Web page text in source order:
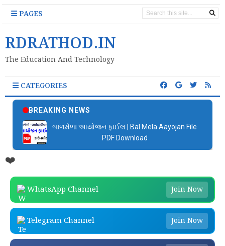
PAGES
RDRATHOD.IN
The Education And Technology
CATEGORIES
BREAKING NEWS
બાળમેળા આયોજન ફાઈલ | Bal Mela Aayojan File
PDF Download
❤️
WhatsApp Channel Join Now
Telegram Channel Join Now